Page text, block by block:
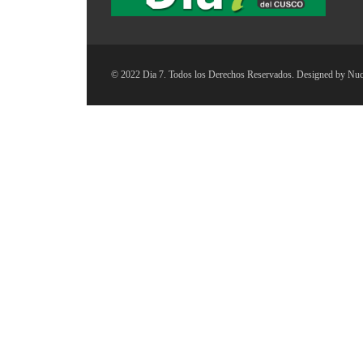
© 2022 Dia 7. Todos los Derechos Reservados. Designed by